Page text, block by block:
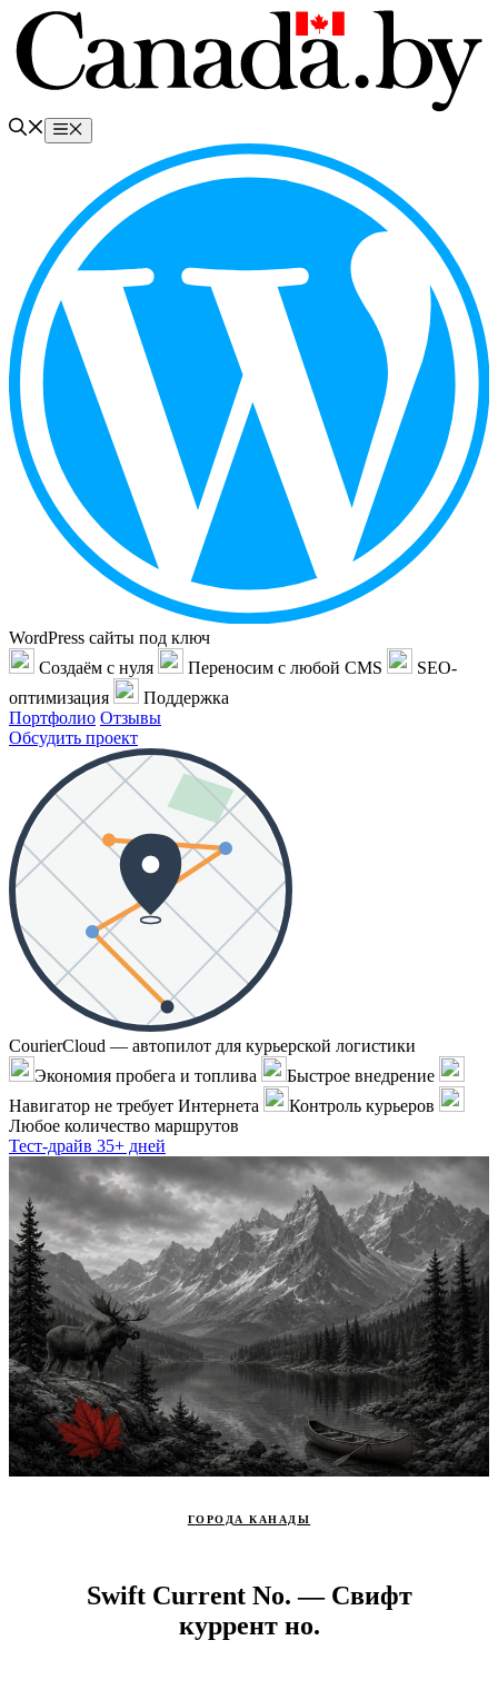
Перейти
содержимому
Меню
WordPress сайты под ключ
Создаём с нуля
Переносим с любой CMS
SEO-
оптимизация
Поддержка
Портфолио Отзывы
Обсудить проект
CourierCloud — автопилот для курьерской логистики
Экономия пробега и топлива
Быстрое внедрение
Навигатор не требует Интернета
Контроль курьеров
Любое количество маршрутов
Тест-драйв 35+ дней
ГОРОДА КАНАДЫ
Swift Current No. — Свифт
куррент но.